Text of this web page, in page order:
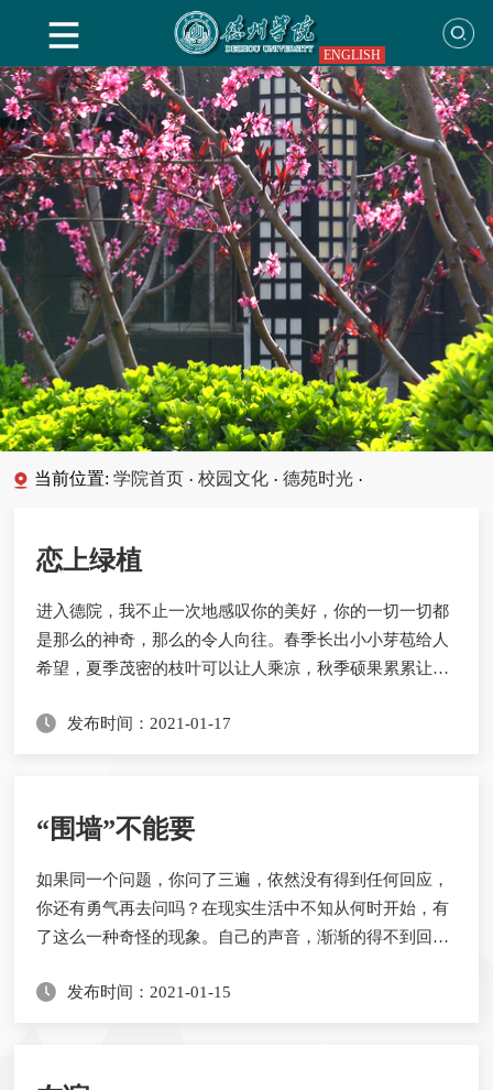
ENGLISH
当前位置:学院首页 · 校园文化 · 德苑时光 ·
恋上绿植
进入德院，我不止一次地感叹你的美好，你的一切一切都
是那么的神奇，那么的令人向往。春季长出小小芽苞给人
希望，夏季茂密的枝叶可以让人乘凉，秋季硕果累累让人
上了你，从春到冬，你总是流露着艺术的气息，粗壮的树
的就是法桐的身影，风里雨里，屹立两旁，像那站...
发布时间：2021-01-17
“围墙”不能要
如果同一个问题，你问了三遍，依然没有得到任何回应，
你还有勇气再去问吗？在现实生活中不知从何时开始，有
了这么一种奇怪的现象。自己的声音，渐渐的得不到回应
很多时候也得不到回应。回应是什么？是一种声音对另一
是一段激烈的辩论。但若是形成不了这种简单的...
发布时间：2021-01-15